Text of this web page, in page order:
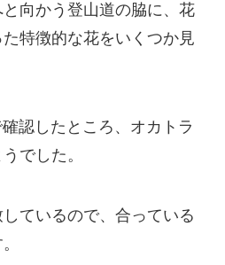
向かう登山道の脇に、花
特徴的な花をいくつか見
認したところ、オカトラ
でした。
ているので、合っている